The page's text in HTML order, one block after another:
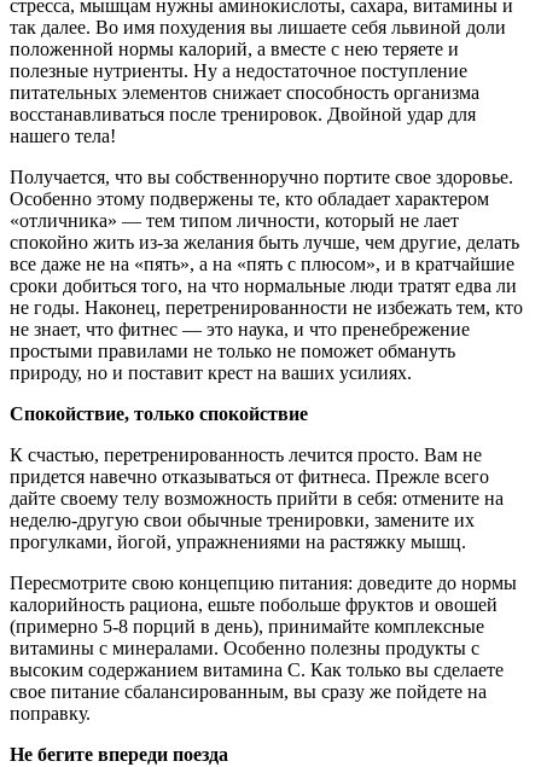
стресса, мышцам нужны аминокислоты, сахара, витамины и
так далее. Во имя похудения вы лишаете себя львиной доли
положенной нормы калорий, а вместе с нею теряете и
полезные нутриенты. Ну а недостаточное поступление
питательных элементов снижает способность организма
восстанавливаться после тренировок. Двойной удар для
нашего тела!
Получается, что вы собственноручно портите свое здоровье.
Особенно этому подвержены те, кто обладает характером
«отличника» — тем типом личности, который не лает
спокойно жить из-за желания быть лучше, чем другие, делать
все даже не на «пять», а на «пять с плюсом», и в кратчайшие
сроки добиться того, на что нормальные люди тратят едва ли
не годы. Наконец, перетренированности не избежать тем, кто
не знает, что фитнес — это наука, и что пренебрежение
простыми правилами не только не поможет обмануть
природу, но и поставит крест на ваших усилиях.
Спокойствие, только спокойствие
К счастью, перетренированность лечится просто. Вам не
придется навечно отказываться от фитнеса. Прежле всего
дайте своему телу возможность прийти в себя: отмените на
неделю-другую свои обычные тренировки, замените их
прогулками, йогой, упражнениями на растяжку мышц.
Пересмотрите свою концепцию питания: доведите до нормы
калорийность рациона, ешьте побольше фруктов и овошей
(примерно 5-8 порций в день), принимайте комплексные
витамины с минералами. Особенно полезны продукты с
высоким содержанием витамина С. Как только вы сделаете
свое питание сбалансированным, вы сразу же пойдете на
поправку.
Не бегите впереди поезда